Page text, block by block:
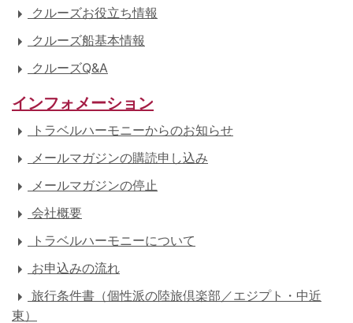
クルーズお役立ち情報
クルーズ船基本情報
クルーズQ&A
インフォメーション
トラベルハーモニーからのお知らせ
メールマガジンの購読申し込み
メールマガジンの停止
会社概要
トラベルハーモニーについて
お申込みの流れ
旅行条件書（個性派の陸旅倶楽部／エジプト・中近
東）